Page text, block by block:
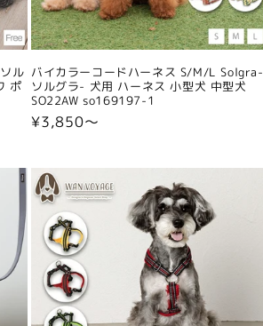
ル
ポ
バイカラーコードハーネス S/M/L Solgra-
ソルグラ- 犬用 ハーネス 小型犬 中型犬
SO22AW so169197-1
通
格
¥3,850〜